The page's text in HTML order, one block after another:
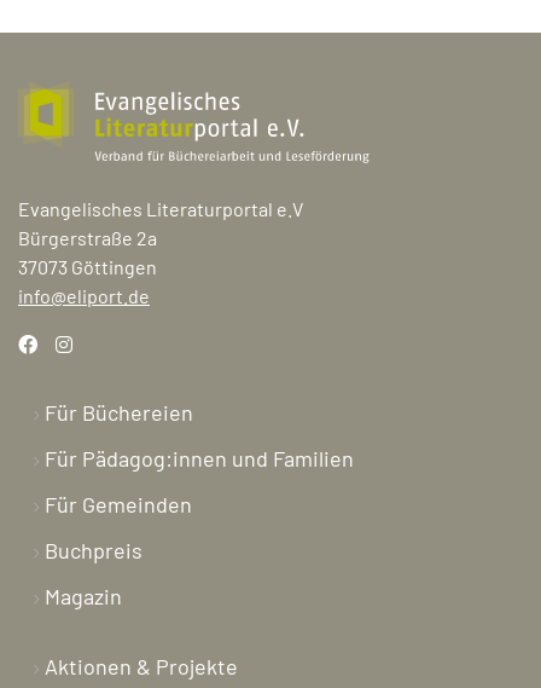
Evangelisches Literaturportal e.V
Bürgerstraße 2a
37073 Göttingen
info@eliport.de
Für Büchereien
Für Pädagog:innen und Familien
Für Gemeinden
Buchpreis
Magazin
Aktionen & Projekte